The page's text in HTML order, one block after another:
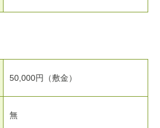
50,000円（敷金）
無